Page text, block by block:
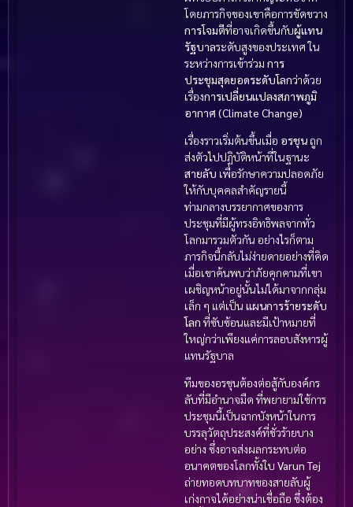
โดยภารกิจของเขาคือการขัดขวาง
การโจมตีที่อาจเกิดขึ้นกับผู้แทน
รัฐบาลระดับสูงของประเทศ ใน
ระหว่างการเข้าร่วม การ
ประชุมสุดยอดระดับโลกว่าด้วย
เรื่องการเปลี่ยนแปลงสภาพภูมิ
อากาศ (Climate Change)
เรื่องราวเริ่มต้นขึ้นเมื่อ อรชุนถูก
ส่งตัวไปปฏิบัติหน้าที่ในฐานะ
สายลับ เพื่อรักษาความปลอดภัย
ให้กับบุคคลสำคัญรายนี้
ท่ามกลางบรรยากาศของการ
ประชุมที่มีผู้ทรงอิทธิพลจากทั่ว
โลกมารวมตัวกัน อย่างไรก็ตาม
ภารกิจนี้กลับไม่ง่ายดายอย่างที่คิด
เมื่อเขาค้นพบว่าภัยคุกคามที่เขา
เผชิญหน้าอยู่นั้นไม่ได้มาจากกลุ่ม
เล็ก ๆ แต่เป็น แผนการร้ายระดับ
โลก ที่ซับซ้อนและมีเป้าหมายที่
ใหญ่กว่าเพียงแค่การลอบสังหารผู้
แทนรัฐบาล
ทีมของอรชุนต้องต่อสู้กับองค์กร
ลับที่มีอำนาจมืด ที่พยายามใช้การ
ประชุมนี้เป็นฉากบังหน้าในการ
บรรลุวัตถุประสงค์ที่ชั่วร้ายบาง
อย่าง ซึ่งอาจส่งผลกระทบต่อ
อนาคตของโลกทั้งใบ Varun Tej
ถ่ายทอดบทบาทของสายลับผู้
เก่งกาจได้อย่างน่าเชื่อถือ ซึ่งต้อง